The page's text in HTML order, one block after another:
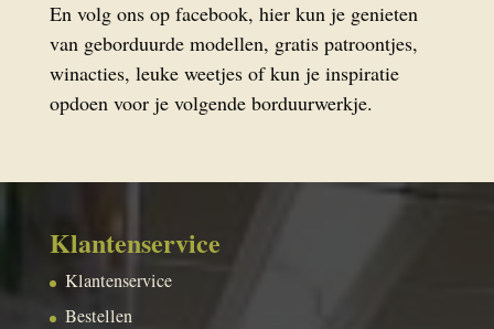
En volg ons op facebook, hier kun je genieten
van geborduurde modellen, gratis patroontjes,
winacties, leuke weetjes of kun je inspiratie
opdoen voor je volgende borduurwerkje.
Klantenservice
Klantenservice
Bestellen